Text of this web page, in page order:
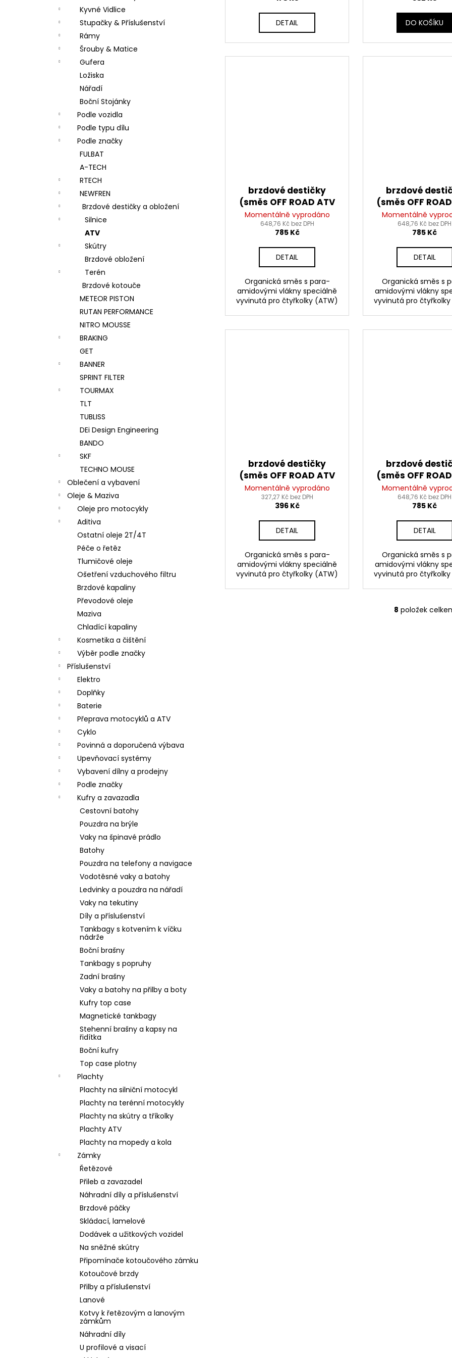
Kyvné Vidlice
Stupačky & Příslušenství
Rámy
Šrouby & Matice
Gufera
Ložiska
Nářadí
Boční Stojánky
Podle vozidla
Podle typu dílu
Podle značky
FULBAT
A-TECH
RTECH
NEWFREN
Brzdové destičky a obložení
Silnice
ATV
Skútry
Brzdové obložení
Terén
Brzdové kotouče
METEOR PISTON
RUTAN PERFORMANCE
NITRO MOUSSE
BRAKING
GET
BANNER
SPRINT FILTER
TOURMAX
TLT
TUBLISS
DEi Design Engineering
BANDO
SKF
TECHNO MOUSE
Oblečení a vybavení
Oleje & Maziva
Oleje pro motocykly
Aditiva
Ostatní oleje 2T/4T
Péče o řetěz
Tlumičové oleje
Ošetření vzduchového filtru
Brzdové kapaliny
Převodové oleje
Maziva
Chladící kapaliny
Kosmetika a čištění
Výběr podle značky
Příslušenství
Elektro
Doplňky
Baterie
Přeprava motocyklů a ATV
Cyklo
Povinná a doporučená výbava
Upevňovací systémy
Vybavení dílny a prodejny
Podle značky
Kufry a zavazadla
Cestovní batohy
Pouzdra na brýle
Vaky na špinavé prádlo
Batohy
Pouzdra na telefony a navigace
Vodotěsné vaky a batohy
Ledvinky a pouzdra na nářadí
Vaky na tekutiny
Díly a příslušenství
Tankbagy s kotvením k víčku
nádrže
Boční brašny
Tankbagy s popruhy
Zadní brašny
Vaky a batohy na přilby a boty
Kufry top case
Magnetické tankbagy
Stehenní brašny a kapsy na
řidítka
Boční kufry
Top case plotny
Plachty
Plachty na silniční motocykl
Plachty na terénní motocykly
Plachty na skútry a tříkolky
Plachty ATV
Plachty na mopedy a kola
Zámky
Řetězové
Přileb a zavazadel
Náhradní díly a příslušenství
Brzdové páčky
Skládací, lamelové
Dodávek a užitkových vozidel
Na sněžné skútry
Připomínače kotoučového zámku
Kotoučové brzdy
Přilby a příslušenství
Lanové
Kotvy k řetězovým a lanovým
zámkům
Náhradní díly
U profilové a visací
DETAIL DO KOŠÍKU
brzdové destičky
(směs OFF ROAD ATV
SINTERED) NEWFREN (2
ks v balení)
Momentálně vyprodáno
648,76 Kč bez DPH
785 Kč
DETAIL
Organická směs s para-
amidovými vlákny speciálně
vyvinutá pro čtyřkolky (ATW)
brzdové
(směs OFF
SINTERED)
ks v balení)
Momentálně
648,76 Kč bez DPH
785 Kč
DETAIL
Organická směs s
amidovými vlákny
vyvinutá pro čtyřkolky
brzdové destičky
(směs OFF ROAD ATV
ORGANIC) NEWFREN (2
ks v balení)
Momentálně vyprodáno
327,27 Kč bez DPH
396 Kč
DETAIL
Organická směs s para-
amidovými vlákny speciálně
vyvinutá pro čtyřkolky (ATW)
brzdové
(směs OFF
SINTERED)
ks v balení)
Momentálně
648,76 Kč bez DPH
785 Kč
DETAIL
Organická směs s
amidovými vlákny
vyvinutá pro čtyřkolky
O
8 položek